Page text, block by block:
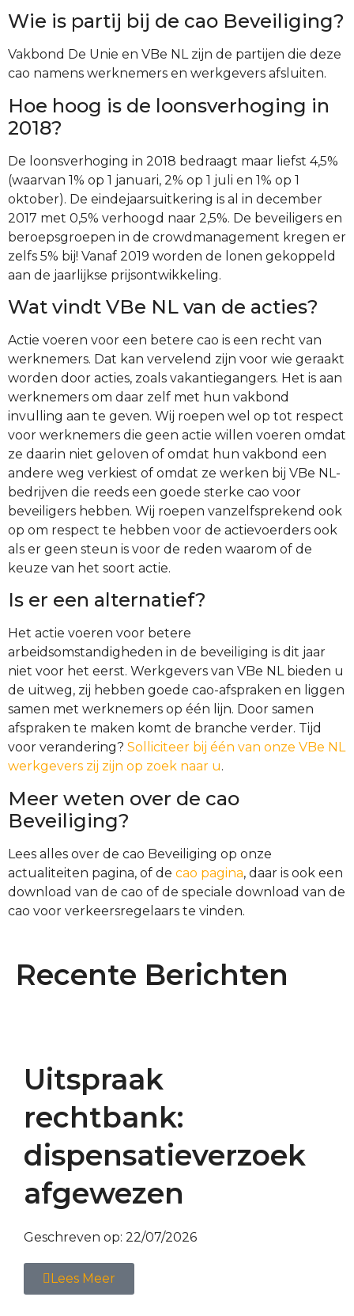
Wie is partij bij de cao Beveiliging?
Vakbond De Unie en VBe NL zijn de partijen die deze
cao namens werknemers en werkgevers afsluiten.
Hoe hoog is de loonsverhoging in
2018?
De loonsverhoging in 2018 bedraagt maar liefst 4,5%
(waarvan 1% op 1 januari, 2% op 1 juli en 1% op 1
oktober). De eindejaarsuitkering is al in december
2017 met 0,5% verhoogd naar 2,5%. De beveiligers en
beroepsgroepen in de crowdmanagement kregen er
zelfs 5% bij! Vanaf 2019 worden de lonen gekoppeld
aan de jaarlijkse prijsontwikkeling.
Wat vindt VBe NL van de acties?
Actie voeren voor een betere cao is een recht van
werknemers. Dat kan vervelend zijn voor wie geraakt
worden door acties, zoals vakantiegangers. Het is aan
werknemers om daar zelf met hun vakbond
invulling aan te geven. Wij roepen wel op tot respect
voor werknemers die geen actie willen voeren omdat
ze daarin niet geloven of omdat hun vakbond een
andere weg verkiest of omdat ze werken bij VBe NL-
bedrijven die reeds een goede sterke cao voor
beveiligers hebben. Wij roepen vanzelfsprekend ook
op om respect te hebben voor de actievoerders ook
als er geen steun is voor de reden waarom of de
keuze van het soort actie.
Is er een alternatief?
Het actie voeren voor betere
arbeidsomstandigheden in de beveiliging is dit jaar
niet voor het eerst. Werkgevers van VBe NL bieden u
de uitweg, zij hebben goede cao-afspraken en liggen
samen met werknemers op één lijn. Door samen
afspraken te maken komt de branche verder. Tijd
voor verandering? Solliciteer bij één van onze VBe NL
werkgevers zij zijn op zoek naar u.
Meer weten over de cao
Beveiliging?
Lees alles over de cao Beveiliging op onze
actualiteiten pagina, of de cao pagina, daar is ook een
download van de cao of de speciale download van de
cao voor verkeersregelaars te vinden.
Recente Berichten
Uitspraak
rechtbank:
dispensatieverzoek
afgewezen
Geschreven op: 22/07/2026
Lees Meer